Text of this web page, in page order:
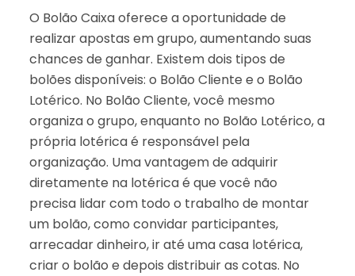
O Bolão Caixa oferece a oportunidade de
realizar apostas em grupo, aumentando suas
chances de ganhar. Existem dois tipos de
bolões disponíveis: o Bolão Cliente e o Bolão
Lotérico. No Bolão Cliente, você mesmo
organiza o grupo, enquanto no Bolão Lotérico, a
própria lotérica é responsável pela
organização. Uma vantagem de adquirir
diretamente na lotérica é que você não
precisa lidar com todo o trabalho de montar
um bolão, como convidar participantes,
arrecadar dinheiro, ir até uma casa lotérica,
criar o bolão e depois distribuir as cotas. No